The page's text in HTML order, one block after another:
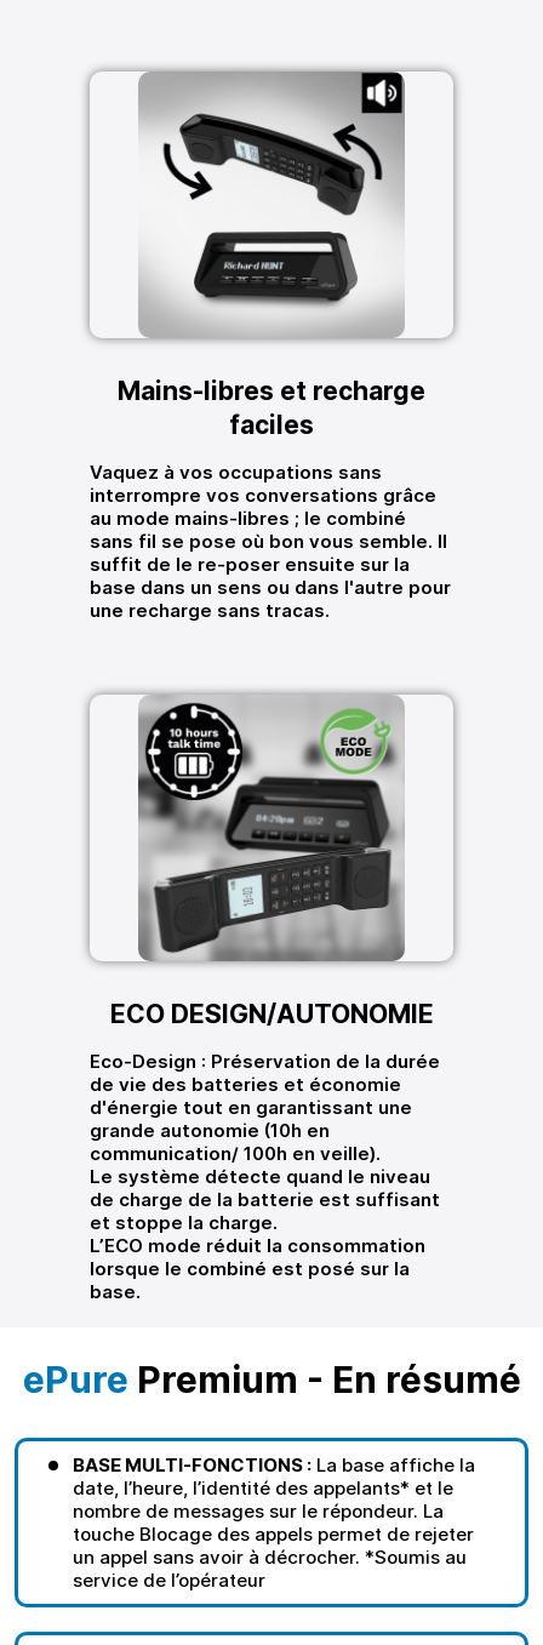
Mains-libres et recharge
faciles
Vaquez à vos occupations sans
interrompre vos conversations grâce
au mode mains-libres ; le combiné
sans fil se pose où bon vous semble. Il
suffit de le re-poser ensuite sur la
base dans un sens ou dans l'autre pour
une recharge sans tracas.
ECO DESIGN/AUTONOMIE
Eco-Design : Préservation de la durée
de vie des batteries et économie
d'énergie tout en garantissant une
grande autonomie (10h en
communication/ 100h en veille).
Le système détecte quand le niveau
de charge de la batterie est suffisant
et stoppe la charge.
L’ECO mode réduit la consommation
lorsque le combiné est posé sur la
base.
ePure Premium - En résumé
BASE MULTI-FONCTIONS : La base affiche la
date, l’heure, l’identité des appelants* et le
nombre de messages sur le répondeur. La
touche Blocage des appels permet de rejeter
un appel sans avoir à décrocher. *Soumis au
service de l’opérateur